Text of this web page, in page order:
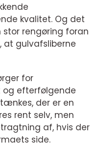
kvalitet. Og det
stor rengøring foran
at gulvafsliberne
for
efterfølgende
der er en
rent selv, men
af, hvis der
side.